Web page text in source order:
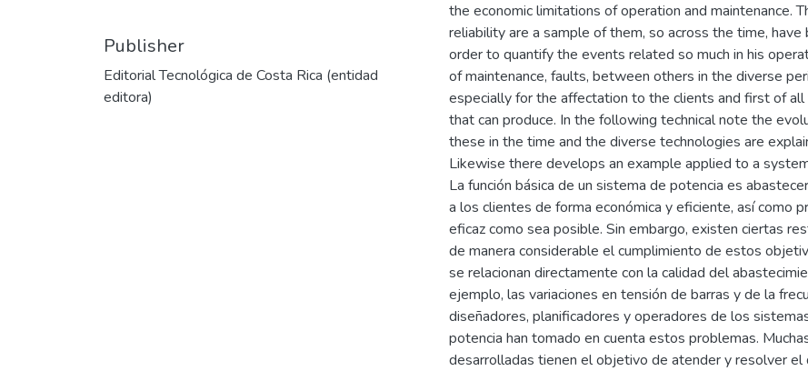
Publisher
Editorial Tecnológica de Costa Rica (entidad
editora)
the economic limitations of operation and maintenance.
reliability are a sample of them, so across the time, have
order to quantify the events related so much in his
of maintenance, faults, between others in the diverse
especially for the affectation to the clients and first of
that can produce. In the following technical note the
these in the time and the diverse technologies are
Likewise there develops an example applied to a
La función básica de un sistema de potencia es
a los clientes de forma económica y eficiente, así como
eficaz como sea posible. Sin embargo, existen ciertas
de manera considerable el cumplimiento de estos
se relacionan directamente con la calidad del
ejemplo, las variaciones en tensión de barras y de la
diseñadores, planificadores y operadores de los
potencia han tomado en cuenta estos problemas.
desarrolladas tienen el objetivo de atender y resolver el